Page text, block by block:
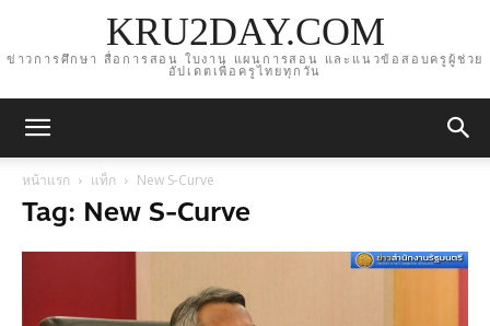
KRU2DAY.COM
ข่าวการศึกษา สื่อการสอน ใบงาน แผนการสอน และแนวข้อสอบครูผู้ช่วย
อัปเดตเพื่อครูไทยทุกวัน
หน้าแรก แท็ก New S-Curve
Tag: New S-Curve